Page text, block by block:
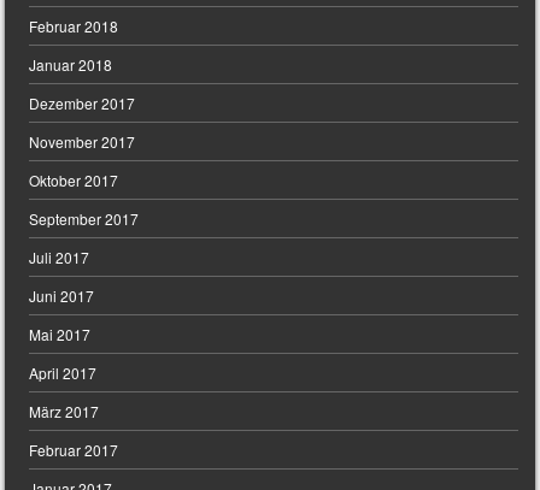
Februar 2018
Januar 2018
Dezember 2017
November 2017
Oktober 2017
September 2017
Juli 2017
Juni 2017
Mai 2017
April 2017
März 2017
Februar 2017